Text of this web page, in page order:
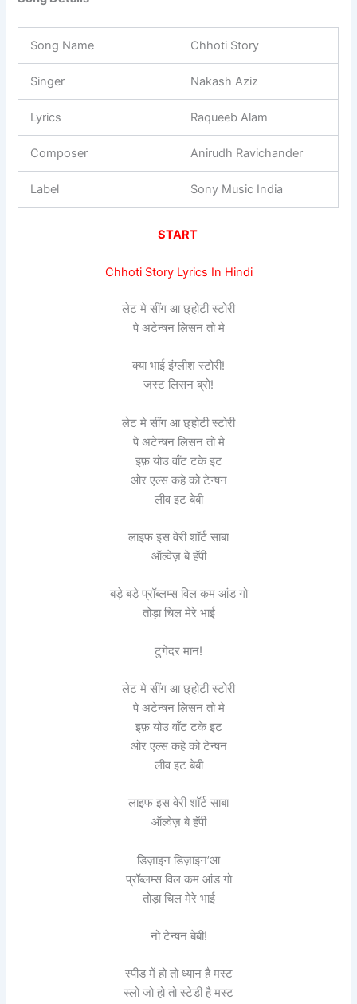
Song Name Chhoti Story
Singer Nakash Aziz
Lyrics Raqueeb Alam
Composer Anirudh Ravichander
Label Sony Music India
START
Chhoti Story Lyrics In Hindi
लेट मे सींग आ छ्होटी स्टोरी
पे अटेन्षन लिसन तो मे
क्या भाई इंग्लीश स्टोरी!
जस्ट लिसन ब्रो!
लेट मे सींग आ छ्होटी स्टोरी
पे अटेन्षन लिसन तो मे
इफ़ योउ वॉंट टके इट
ओर एल्स कहे को टेन्षन
लीव इट बेबी
लाइफ इस वेरी शॉर्ट साबा
ऑल्वेज़ बे हॅपी
बड़े बड़े प्रॉब्लम्स विल कम आंड गो
तोड़ा चिल मेरे भाई
टुगेदर मान!
लेट मे सींग आ छ्होटी स्टोरी
पे अटेन्षन लिसन तो मे
इफ़ योउ वॉंट टके इट
ओर एल्स कहे को टेन्षन
लीव इट बेबी
लाइफ इस वेरी शॉर्ट साबा
ऑल्वेज़ बे हॅपी
डिज़ाइन डिज़ाइन’आ
प्रॉब्लम्स विल कम आंड गो
तोड़ा चिल मेरे भाई
नो टेन्षन बेबी!
स्पीड में हो तो ध्यान है मस्ट
स्लो जो हो तो स्टेडी है मस्ट